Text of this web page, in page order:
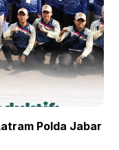
Polda Jabar